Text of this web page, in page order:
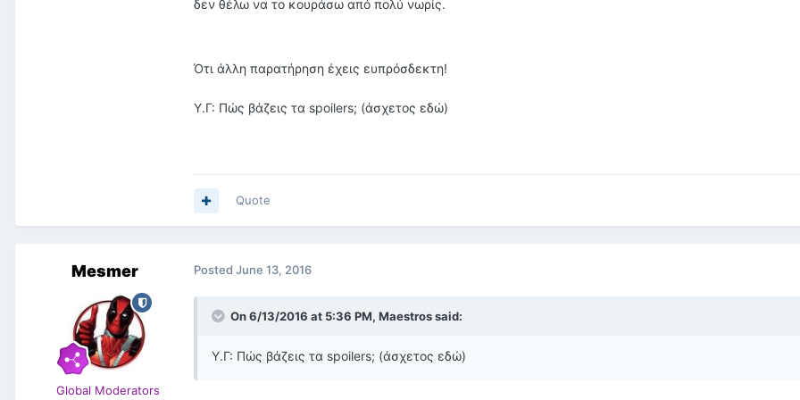
δεν θέλω να το κουράσω από πολύ νωρίς.
Ότι άλλη παρατήρηση έχεις ευπρόσδεκτη!
Υ.Γ: Πώς βάζεις τα spoilers; (άσχετος εδώ)
Quote
Mesmer
Global Moderators
Posted June 13, 2016
On 6/13/2016 at 5:36 PM, Maestros said:
Υ.Γ: Πώς βάζεις τα spoilers; (άσχετος εδώ)